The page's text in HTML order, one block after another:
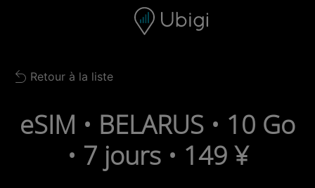
Barre de navigation Bas de page
Back to list
Retour à la liste
eSIM • BELARUS • 10 Go
• 7 jours • 149 ¥